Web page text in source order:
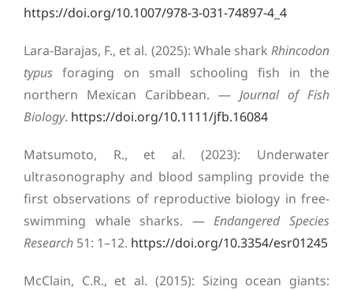
https://doi.org/10.1007/978-3-031-74897-4_4
Lara-Barajas, F., et al. (2025): Whale shark Rhincodon
typus foraging on small schooling fish in the
northern Mexican Caribbean. — Journal of Fish
Biology. https://doi.org/10.1111/jfb.16084
Matsumoto, R., et al. (2023): Underwater
ultrasonography and blood sampling provide the
first observations of reproductive biology in free-
swimming whale sharks. —Endangered Species
Research 51: 1–12. https://doi.org/10.3354/esr01245
McClain, C.R., et al. (2015): Sizing ocean giants: